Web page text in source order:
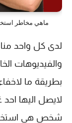
ماهي مخاطر
لدى كل واحد
والفيديوهات
بطريقة ما
لايصل اليها
شخص هي